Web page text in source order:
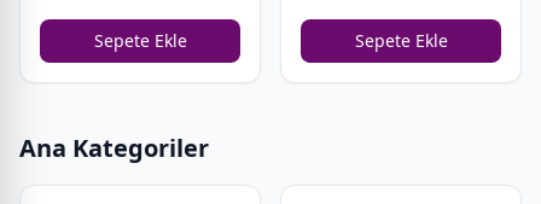
Sepete Ekle Sepete Ekle
Ana Kategoriler